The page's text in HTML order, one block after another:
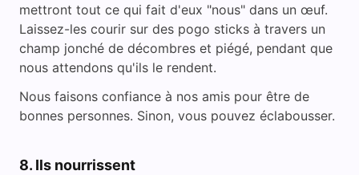
mettront tout ce qui fait d'eux "nous" dans un œuf.
Laissez-les courir sur des pogo sticks à travers un
champ jonché de décombres et piégé, pendant que
nous attendons qu'ils le rendent.
Nous faisons confiance à nos amis pour être de
bonnes personnes. Sinon, vous pouvez éclabousser.
8. Ils nourrissent